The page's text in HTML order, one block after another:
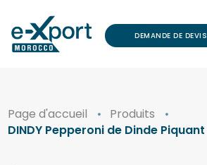
DEMANDE DE DEVIS
Page d'accueil
Produits
DINDY Pepperoni de Dinde Piquant